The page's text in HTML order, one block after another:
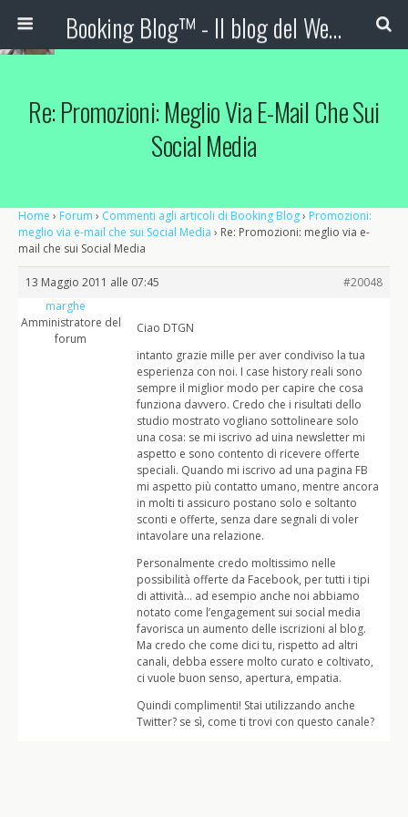
Booking Blog™ - Il blog del Web Marketing Turistico
Re: Promozioni: Meglio Via E-Mail Che Sui
Social Media
Home › Forum › Commenti agli articoli di Booking Blog› Promozioni:
meglio via e-mail che sui Social Media › Re: Promozioni: meglio via e-
mail che sui Social Media
13 Maggio 2011 alle 07:45
#20048
marghe
Amministratore del
forum
Ciao DTGN
intanto grazie mille per aver condiviso la tua
esperienza con noi. I case history reali sono
sempre il miglior modo per capire che cosa
funziona davvero. Credo che i risultati dello
studio mostrato vogliano sottolineare solo
una cosa: se mi iscrivo ad uina newsletter mi
aspetto e sono contento di ricevere offerte
speciali. Quando mi iscrivo ad una pagina FB
mi aspetto più contatto umano, mentre ancora
in molti ti assicuro postano solo e soltanto
sconti e offerte, senza dare segnali di voler
intavolare una relazione.
Personalmente credo moltissimo nelle
possibilità offerte da Facebook, per tutti i tipi
di attività… ad esempio anche noi abbiamo
notato come l’engagement sui social media
favorisca un aumento delle iscrizioni al blog.
Ma credo che come dici tu, rispetto ad altri
canali, debba essere molto curato e coltivato,
ci vuole buon senso, apertura, empatia.
Quindi complimenti! Stai utilizzando anche
Twitter? se sì, come ti trovi con questo canale?